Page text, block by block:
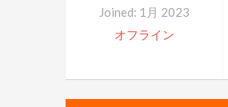
Joined: 1月 2023
オフライン